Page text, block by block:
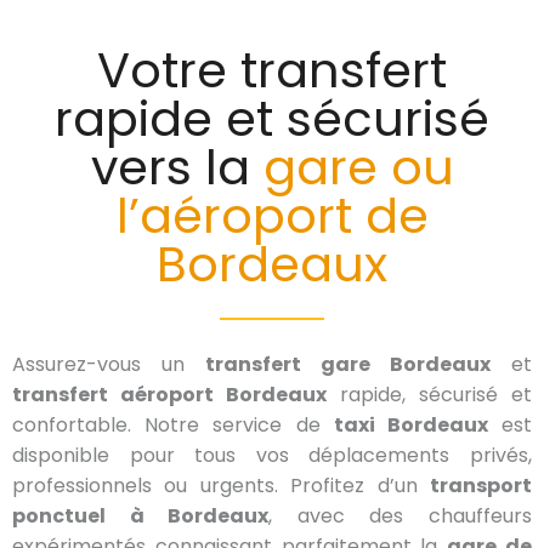
Votre transfert
rapide et sécurisé
vers la gare ou
l’aéroport de
Bordeaux
Assurez-vous un transfert gare Bordeaux et
transfert aéroport Bordeaux rapide, sécurisé et
confortable. Notre service de taxi Bordeauxest
disponible pour tous vos déplacements privés,
professionnels ou urgents. Profitez d’un transport
ponctuel à Bordeaux, avec des chauffeurs